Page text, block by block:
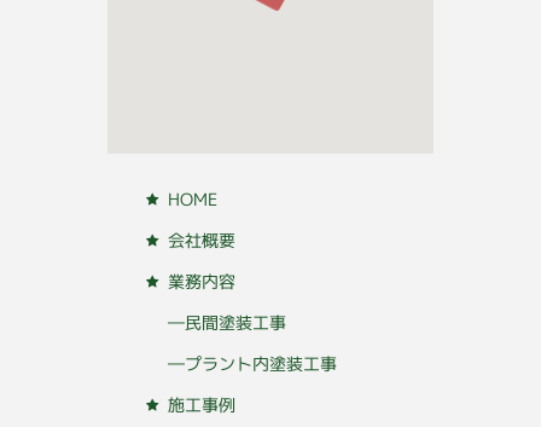
HOME
会社概要
業務内容
―民間塗装工事
―プラント内塗装工事
施工事例